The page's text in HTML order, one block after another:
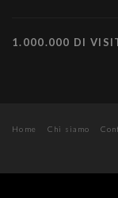
1.000.000 DI
Home Chi siamo